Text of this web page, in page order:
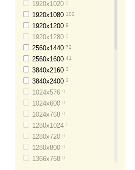
Maingear 1
CyberPower 0
Monster 0
Origin 0
Corsair 5
XPG 0
Overpowered
Prostar 0
Sager 0
EVOO 0
Skytech 0
1920x1020 0
1920x1080 102
1920x1200 9
1920x1280 0
2560x1440 72
2560x1600 41
3840x2160 3
3840x2400 3
1024x576 0
1024x600 0
1024x768 0
1280x1024 0
1280x720 0
1280x800 0
1366x768 0